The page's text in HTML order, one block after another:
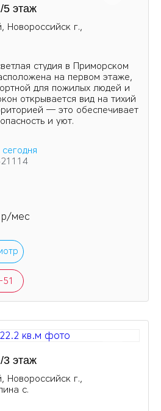
5 этаж
Новороссийск г.,
студия в Приморском
на первом этаже,
для пожилых людей и
открывается вид на тихий
— это обеспечивает
и уют.
р/мес
3 этаж
Новороссийск г.,
с.